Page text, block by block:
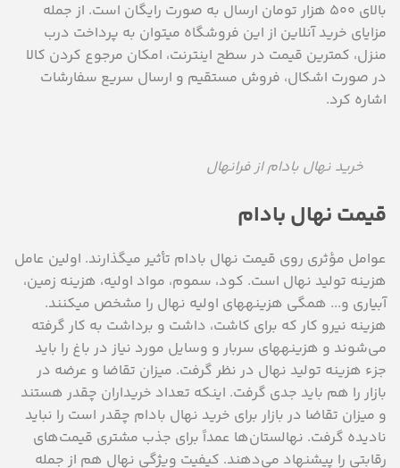
بالای 500 هزار تومان ارسال به صورت رایگان است. از جمله
مزایای خرید آنلاین از این فروشگاه می‎توان به پرداخت درب
منزل، کمترین قیمت در سطح اینترنت، امکان مرجوع کردن کالا
در صورت اشکال، فروش مستقیم و ارسال سریع سفارشات
اشاره کرد.
خرید نهال بادام از فرانهال
قیمت نهال بادام
عوامل مؤثری روی قیمت نهال بادام تأثیر می‎گذارند. اولین عامل
هزینه تولید نهال است. کود، سموم، مواد اولیه، هزینه زمین،
آبیاری و... همگی هزینه‎های اولیه نهال را مشخص می‎کنند.
هزینه نیرو کار که برای کاشت، داشت و برداشت به کار گرفته
می‌شوند و هزینه‎های سربار و وسایل مورد نیاز در باغ را باید
جزء هزینه تولید نهال در نظر گرفت. میزان تقاضا و عرضه در
بازار را هم باید جدی گرفت. اینکه تعداد خریداران چقدر هستند
و میزان تقاضا در بازار برای خرید نهال بادام چقدر است را نباید
نادیده گرفت. نهالستان‌ها عمداً برای جذب مشتری قیمت‌های
رقابتی را پیشنهاد می‌دهند. کیفیت ویژگی نهال هم از جمله